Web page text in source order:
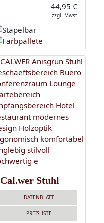
44,95 €
zzgl. Mwst
Cal.wer Stuhl
DATENBLATT
PREISLISTE